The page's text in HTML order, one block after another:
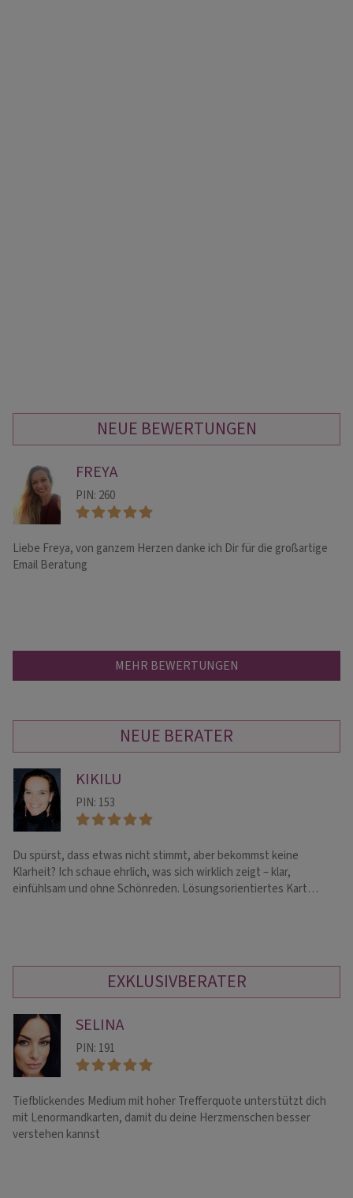
NEUE BEWERTUNGEN
FREYA
PIN: 260
Liebe Freya, von ganzem Herzen danke ich Dir für die großartige
Email Beratung
MEHR BEWERTUNGEN
NEUE BERATER
KIKILU
PIN: 153
Du spürst, dass etwas nicht stimmt, aber bekommst keine
Klarheit? Ich schaue ehrlich, was sich wirklich zeigt – klar,
einfühlsam und ohne Schönreden. Lösungsorientiertes Kart…
EXKLUSIVBERATER
SELINA
PIN: 191
Tiefblickendes Medium mit hoher Trefferquote unterstützt dich
mit Lenormandkarten, damit du deine Herzmenschen besser
verstehen kannst